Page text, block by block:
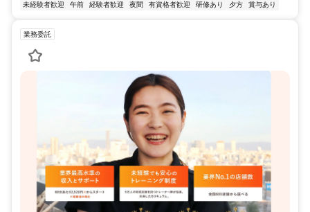
未経験者歓迎 午前 経験者歓迎 夜間 有資格者歓迎 研修あり 夕方 賞与あり
業務委託